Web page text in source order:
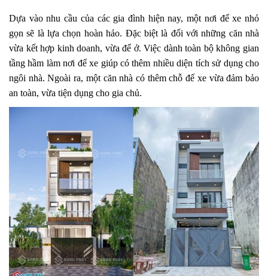
Dựa vào nhu cầu của các gia đình hiện nay, một nơi để xe nhỏ
gọn sẽ là lựa chọn hoàn hảo. Đặc biệt là đối với những căn nhà
vừa kết hợp kinh doanh, vừa để ở. Việc dành toàn bộ không gian
tầng hầm làm nơi để xe giúp có thêm nhiều diện tích sử dụng cho
ngôi nhà. Ngoài ra, một căn nhà có thêm chỗ để xe vừa đảm bảo
an toàn, vừa tiện dụng cho gia chủ.